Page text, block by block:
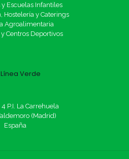
y Escuelas Infantiles
Hostelería y Caterings
Agroalimentaria
Centros Deportivos
Línea Verde
P.I. La Carrehuela
(Madrid)
España